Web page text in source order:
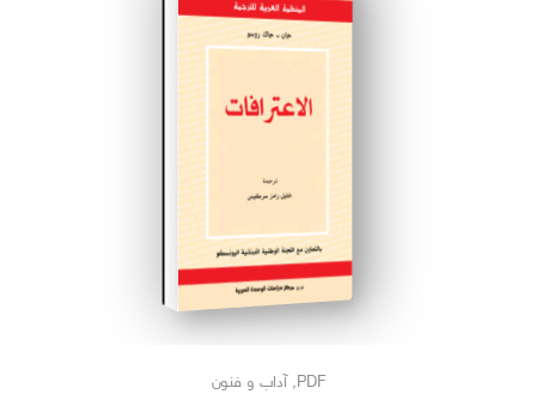
PDF
,آداب و فنون